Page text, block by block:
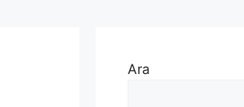
Ara